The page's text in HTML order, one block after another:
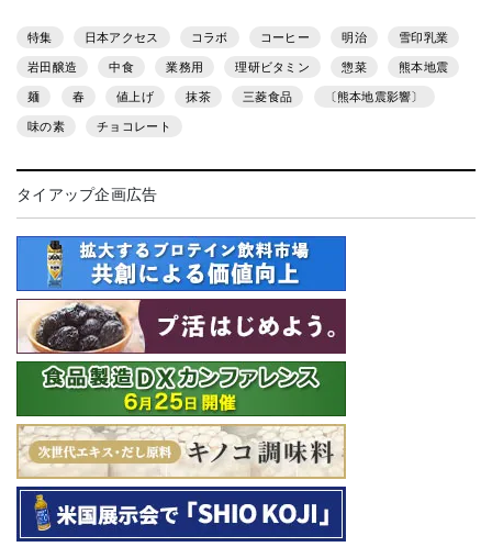
特集 日本アクセス コラボ コーヒー 明治 雪印乳業
岩田醸造 中食 業務用 理研ビタミン 惣菜 熊本地震
麺 春 値上げ 抹茶 三菱食品 〔熊本地震影響〕
味の素 チョコレート
タイアップ企画広告